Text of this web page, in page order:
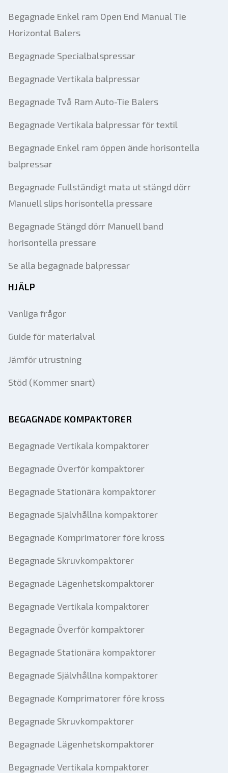
Begagnade Enkel ram Open End Manual Tie
Horizontal Balers
Begagnade Specialbalspressar
Begagnade Vertikala balpressar
Begagnade Två Ram Auto-Tie Balers
Begagnade Vertikala balpressar för textil
Begagnade Enkel ram öppen ände horisontella
balpressar
Begagnade Fullständigt mata ut stängd dörr
Manuell slips horisontella pressare
Begagnade Stängd dörr Manuell band
horisontella pressare
Se alla begagnade balpressar
HJÄLP
Vanliga frågor
Guide för materialval
Jämför utrustning
Stöd (Kommer snart)
BEGAGNADE KOMPAKTORER
Begagnade Vertikala kompaktorer
Begagnade Överför kompaktorer
Begagnade Stationära kompaktorer
Begagnade Självhållna kompaktorer
Begagnade Komprimatorer före kross
Begagnade Skruvkompaktorer
Begagnade Lägenhetskompaktorer
Begagnade Vertikala kompaktorer
Begagnade Överför kompaktorer
Begagnade Stationära kompaktorer
Begagnade Självhållna kompaktorer
Begagnade Komprimatorer före kross
Begagnade Skruvkompaktorer
Begagnade Lägenhetskompaktorer
Begagnade Vertikala kompaktorer